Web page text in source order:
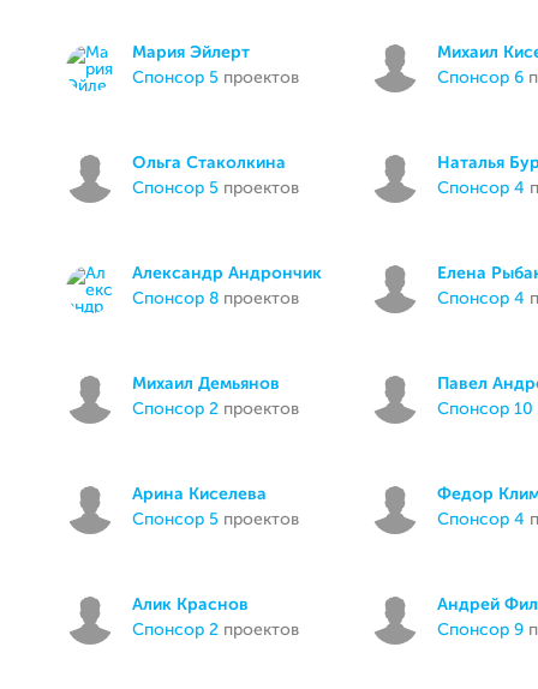
Мария Эйлерт
спонсор 5 проектов
Михаил
спонсор 6
Ольга Стаколкина
спонсор 5 проектов
Наталья
спонсор 4
Александр Андрончик
спонсор 8 проектов
Елена
спонсор 4
Михаил Демьянов
спонсор 2 проектов
Павел
спонсор 10
Арина Киселева
спонсор 5 проектов
Федор
спонсор 4
Алик Краснов
спонсор 2 проектов
Андрей
спонсор 9